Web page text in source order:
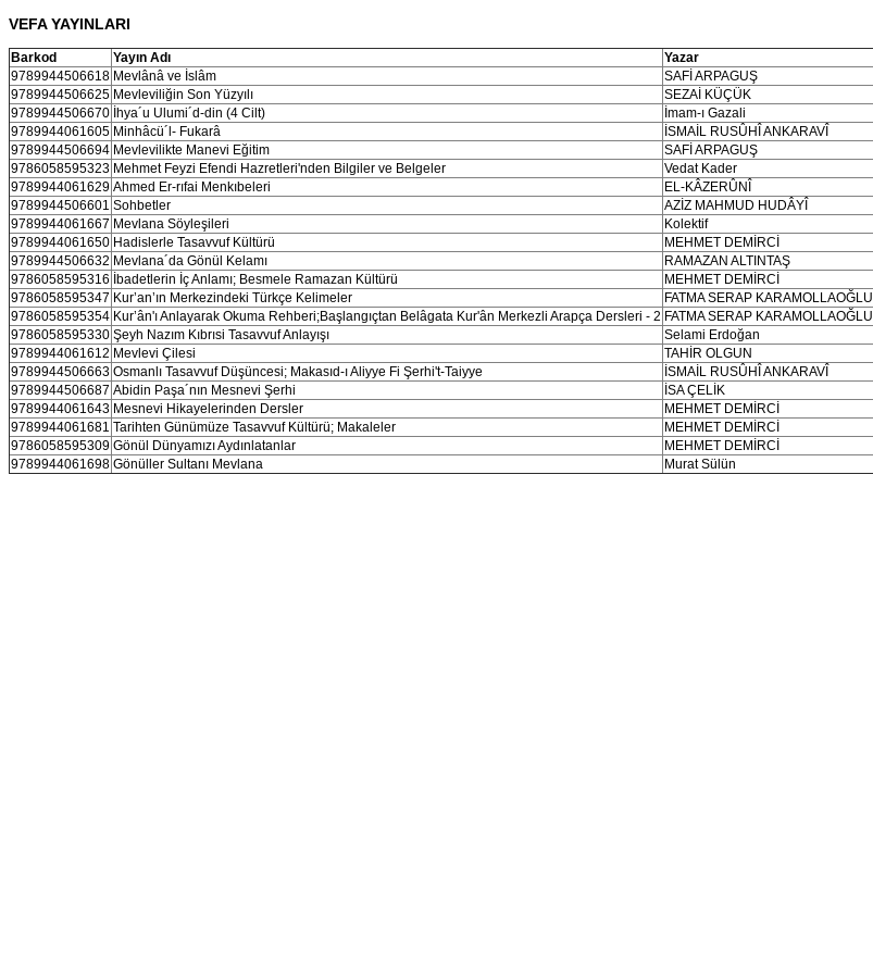
VEFA YAYINLARI
Barkod Yayın Adı Yazar
9789944506618 Mevlânâ ve İslâm SAFİ ARPAGUŞ
9789944506625 Mevleviliğin Son Yüzyılı SEZAİ KÜÇÜK
9789944506670 İhya´u Ulumi´d-din (4 Cilt) İmam-ı Gazali
9789944061605 Minhâcü´l- Fukarâ İSMAİL RUSÛHÎ ANKARAVÎ
9789944506694 Mevlevilikte Manevi Eğitim SAFİ ARPAGUŞ
9786058595323 Mehmet Feyzi Efendi Hazretleri'nden Bilgiler ve Belgeler Vedat Kader
9789944061629 Ahmed Er-rıfai Menkıbeleri EL-KÂZERÛNÎ
9789944506601 Sohbetler AZİZ MAHMUD HUDÂYÎ
9789944061667 Mevlana Söyleşileri Kolektif
9789944061650 Hadislerle Tasavvuf Kültürü MEHMET DEMİRCİ
9789944506632 Mevlana´da Gönül Kelamı RAMAZAN ALTINTAŞ
9786058595316 İbadetlerin İç Anlamı; Besmele Ramazan Kültürü MEHMET DEMİRCİ
9786058595347 Kur’an’ın Merkezindeki Türkçe Kelimeler FATMA SERAP KARAMOLLAOĞLU
9786058595354 Kur’ân'ı Anlayarak Okuma Rehberi;Başlangıçtan Belâgata Kur'ân Merkezli Arapça Dersleri - 2 FATMA SERAP KARAMOLLAOĞLU
9786058595330 Şeyh Nazım Kıbrısi Tasavvuf Anlayışı Selami Erdoğan
9789944061612 Mevlevi Çilesi TAHİR OLGUN
9789944506663 Osmanlı Tasavvuf Düşüncesi; Makasıd-ı Aliyye Fi Şerhi't-Taiyye İSMAİL RUSÛHÎ ANKARAVÎ
9789944506687 Abidin Paşa´nın Mesnevi Şerhi İSA ÇELİK
9789944061643 Mesnevi Hikayelerinden Dersler MEHMET DEMİRCİ
9789944061681 Tarihten Günümüze Tasavvuf Kültürü; Makaleler MEHMET DEMİRCİ
9786058595309 Gönül Dünyamızı Aydınlatanlar MEHMET DEMİRCİ
9789944061698 Gönüller Sultanı Mevlana Murat Sülün